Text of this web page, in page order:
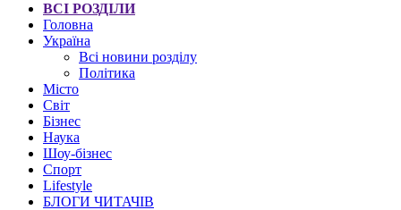
ВСІ РОЗДІЛИ
Головна
Україна
Всі новини розділу
Політика
Місто
Світ
Бізнес
Наука
Шоу-бізнес
Спорт
Lifestyle
БЛОГИ ЧИТАЧІВ